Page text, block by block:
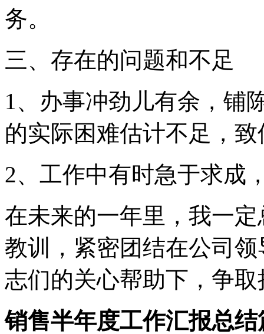
务。
三、存在的问题和不足
1、办事冲劲儿有余，铺
的实际困难估计不足，
2、工作中有时急于求成
在未来的一年里，我一
教训，紧密团结在公司
志们的关心帮助下，争
销售半年度工作汇报总结